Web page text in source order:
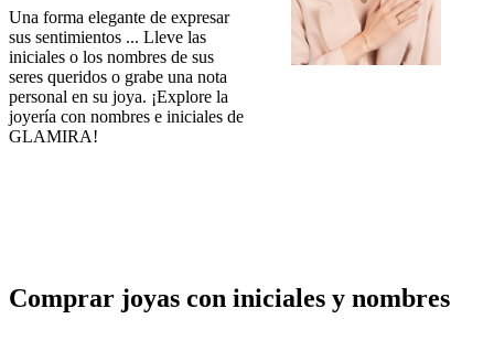
Una forma elegante de expresar
sus sentimientos ... Lleve las
iniciales o los nombres de sus
seres queridos o grabe una nota
personal en su joya. ¡Explore la
joyería con nombres e iniciales de
GLAMIRA!
Comprar joyas con iniciales y nombres